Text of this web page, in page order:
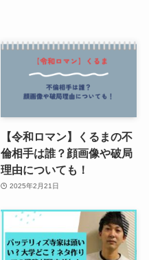
【令和ロマン】くるまの不
倫相手は誰？顔画像や破局
理由についても！
2025年2月21日